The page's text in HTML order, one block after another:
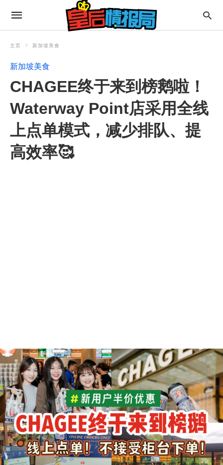
主页 新加坡美食
新加坡美食
CHAGEE终于来到榜鹅啦！
Waterway Point店采用全线
上点单模式，减少排队、提
高效率🥰